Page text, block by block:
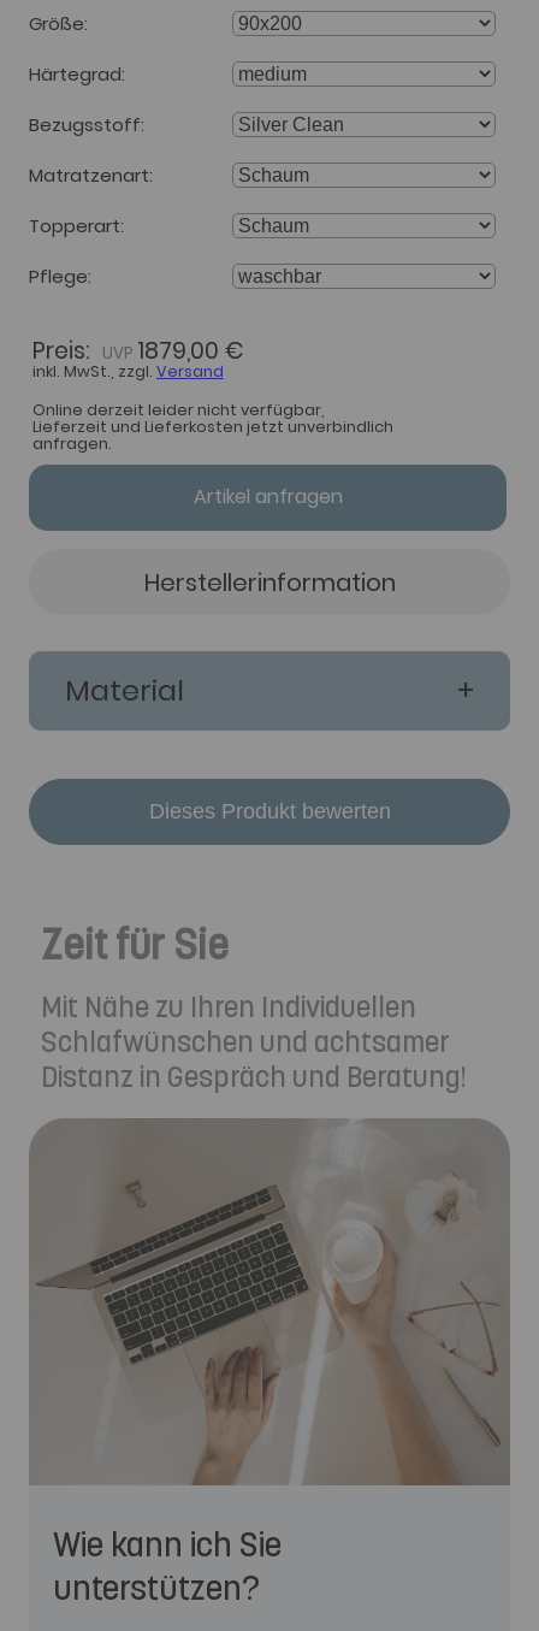
Größe
Härtegrad
Bezugsstoff
Matratzenart
Topperart
Pflege
Preis: 1879,00 €
inkl. MwSt., zzgl. Versand
Online derzeit leider nicht verfügbar,
Lieferzeit und Lieferkosten jetzt unverbindlich
anfragen.
Artikel anfragen
Herstellerinformation
Material
Dieses Produkt bewerten
Zeit für Sie
Mit Nähe zu Ihren Individuellen
Schlafwünschen und achtsamer
Distanz in Gespräch und Beratung!
Wie kann ich Sie
unterstützen?